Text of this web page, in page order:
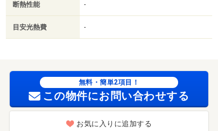
他）まで１４９２ｍ/賃貸戸数:18戸
断熱性能 -
目安光熱費 -
無料・簡単2項目！
この物件にお問い合わせする
お気に入りに追加する